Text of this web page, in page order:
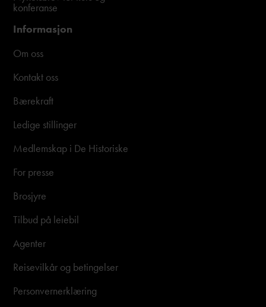
konferanse
Informasjon
Om oss
Kontakt oss
Bærekraft
Ledige stillinger
Medlemskap i De Historiske
For presse
Brosjyre
Tilbud på leiebil
Agenter
Reisevilkår og betingelser
Personvernerklæring